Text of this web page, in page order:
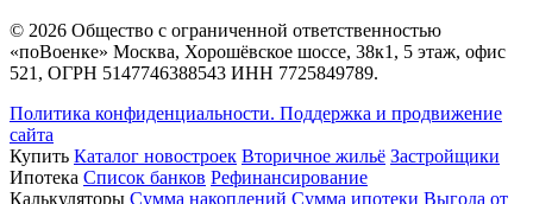
© 2026 Общество с ограниченной ответственностью
«поВоенке» Москва, Хорошёвское шоссе, 38к1, 5 этаж, офис
521, ОГРН 5147746388543 ИНН 7725849789.
Политика конфиденциальности. Поддержка и продвижение
сайта
Купить Каталог новостроек Вторичное жильё Застройщики
Ипотека Список банков Рефинансирование
Калькуляторы Сумма накоплений Сумма ипотеки Выгода от